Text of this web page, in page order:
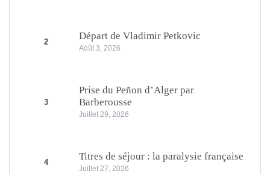
2
Départ de Vladimir Petkovic
Août 3, 2026
3
Prise du Peñon d’Alger par
Barberousse
Juillet 29, 2026
4
Titres de séjour : la paralysie française
Juillet 27, 2026